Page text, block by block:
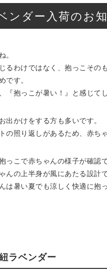
ンダー入荷のお
。
るわけではなく、抱っこその
です。
『抱っこが暑い！』と感じて
出かけをする方も多いです。
の照り返しがあるため、赤ち
っこで赤ちゃんの様子が確認
んの上半身が風にあたる設計で
は暑い夏でも涼しく快適に抱
ラベンダー